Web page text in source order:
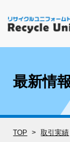
最新情報
TOP 取引実績